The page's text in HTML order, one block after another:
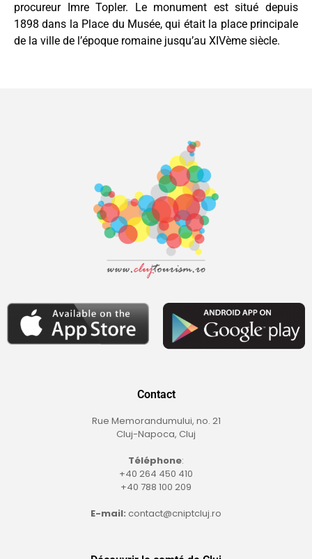
procureur Imre Topler. Le monument est situé depuis
1898 dans la Place du Musée, qui était la place principale
de la ville de l’époque romaine jusqu’au XIVème siècle.
Contact
Rue Memorandumului, no. 21
Cluj-Napoca, Cluj
Téléphone:
+40 264 450 410
+40 788 100 209
E-mail: contact@cniptcluj.ro